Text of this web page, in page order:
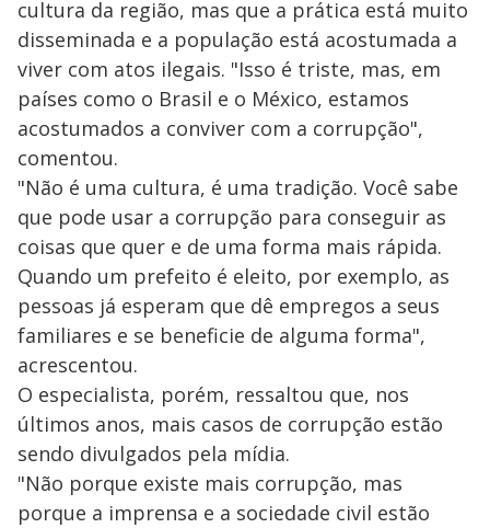
cultura da região, mas que a prática está muito
disseminada e a população está acostumada a
viver com atos ilegais. "Isso é triste, mas, em
países como o Brasil e o México, estamos
acostumados a conviver com a corrupção",
comentou.
"Não é uma cultura, é uma tradição. Você sabe
que pode usar a corrupção para conseguir as
coisas que quer e de uma forma mais rápida.
Quando um prefeito é eleito, por exemplo, as
pessoas já esperam que dê empregos a seus
familiares e se beneficie de alguma forma",
acrescentou.
O especialista, porém, ressaltou que, nos
últimos anos, mais casos de corrupção estão
sendo divulgados pela mídia.
"Não porque existe mais corrupção, mas
porque a imprensa e a sociedade civil estão